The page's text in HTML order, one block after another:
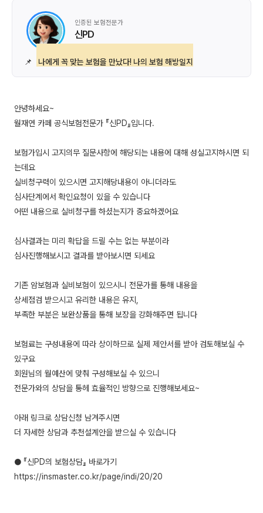
인증된 보험전문가
신PD
📌 나에게 꼭 맞는 보험을 만났다! 나의 보험 해방일지
안녕하세요~
월재연 카페 공식보험전문가 『신PD』입니다.
보험가입시 고지의무 질문사항에 해당되는 내용에 대해 성실고지하시면 되
는데요
실비청구력이 있으시면 고지해당내용이 아니더라도
심사단계에서 확인요청이 있을 수 있습니다
어떤 내용으로 실비청구를 하셨는지가 중요하겠어요
심사결과는 미리 확답을 드릴 수는 없는 부분이라
심사진행해보시고 결과를 받아보시면 되세요
기존 암보험과 실비보험이 있으시니 전문가를 통해 내용을
상세점검 받으시고 유리한 내용은 유지,
부족한 부분은 보완상품을 통해 보장을 강화해주면 됩니다
보험료는 구성내용에 따라 상이하므로 실제 제안서를 받아 검토해보실 수
있구요
회원님의 월예산에 맞춰 구성해보실 수 있으니
전문가와의 상담을 통헤 효율적인 방향으로 진행해보세요~
아래 링크로 상담신청 남겨주시면
더 자세한 상담과 추천설계안을 받으실 수 있습니다
● 『신PD의 보험상담』 바로가기
https://insmaster.co.kr/page/indi/20/20